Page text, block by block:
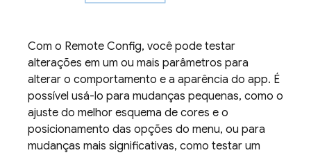
Com o Remote Config, você pode testar
alterações em um ou mais parâmetros para
alterar o comportamento e a aparência do app. É
possível usá-lo para mudanças pequenas, como o
ajuste do melhor esquema de cores e o
posicionamento das opções do menu, ou para
mudanças mais significativas, como testar um